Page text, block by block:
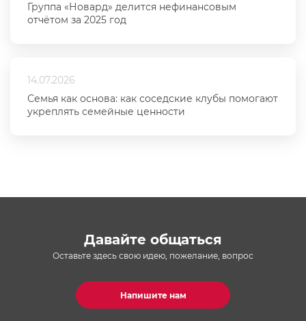
Группа «Новард» делится нефинансовым
отчётом за 2025 год
14.07.2026
Семья как основа: как соседские клубы помогают
укреплять семейные ценности
Давайте общаться
Оставьте здесь свою идею, пожелание, вопрос
Напишите нам